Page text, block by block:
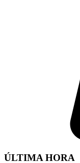
ÚLTIMA HORA